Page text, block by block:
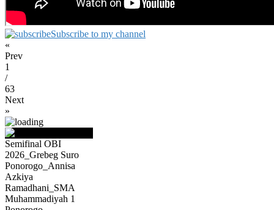
Subscribe to my channel
«
Prev
1
/
63
Next
»
Semifinal OBI
2026_Grebeg Suro
Ponorogo_Annisa
Azkiya
Ramadhani_SMA
Muhammadiyah 1